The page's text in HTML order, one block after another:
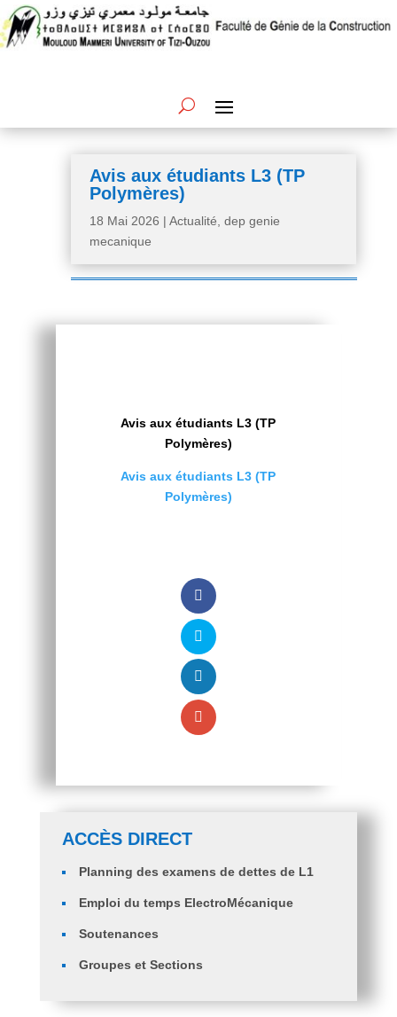
Avis aux étudiants L3 (TP
Polymères)
18 Mai 2026 | Actualité dep genie
mecanique
Avis aux étudiants L3 (TP
Polymères)
Avis aux étudiants L3 (TP
Polymères)
ACCÈS DIRECT
Planning des examens de dettes de L1
Emploi du temps ElectroMécanique
Soutenances
Groupes et Sections